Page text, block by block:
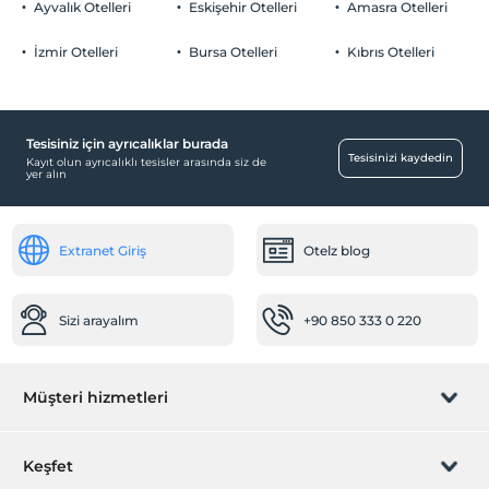
Özel Notları Görmek İçin Tıklayınız.
Mama için su ısıtıcı
Çalışma Alanları
Günlük temizlik hizmeti
Jakuzi
Gazeteler
Aktiviteler
Ayvalık Otelleri
İzmir Otelleri
Eskişehir Otelleri
Bursa Otelleri
Amasra Otelleri
Kıbrıs Otelleri
Tesisiniz için ayrıcalıklar burada
Kayıt olun ayrıcalıklı tesisler arasında siz de
yer alın
Tesisinizi kaydedin
Extranet Giriş Otelz blog
Sizi arayalım +90 850 333 0 220
Müşteri hizmetleri
Rezervasyon yönet
Keşfet